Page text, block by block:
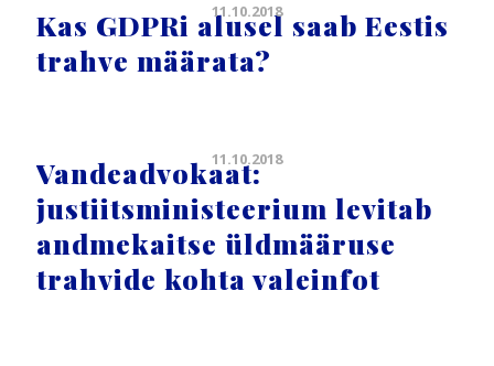
11.10.2018
Kas GDPRi alusel saab Eestis
trahve määrata?
11.10.2018
Vandeadvokaat:
justiitsministeerium levitab
andmekaitse üldmääruse
trahvide kohta valeinfot